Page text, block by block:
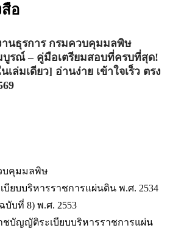
อ
นธุรการ กรมควบคุมมลพิษ
รณ์ – คู่มือเตรียมสอบที่ครบที่สุด!
ล่มเดียว] อ่านง่าย เข้าใจเร็ว ตรง
บคุมมลพิษ
ยบบริหารราชการแผ่นดิน พ.ศ. 2534
บับที่ 8) พ.ศ. 2553
บัญญัติระเบียบบริหารราชการแผ่น